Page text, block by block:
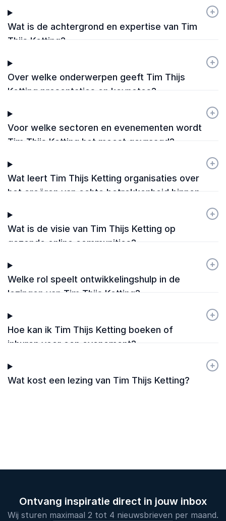
Wat is de achtergrond en expertise van Tim
Thijs Ketting?
+
-
Over welke onderwerpen geeft Tim Thijs
Ketting presentaties en keynotes?
+
-
Voor welke sectoren en evenementen wordt
Tim Thijs Ketting het meest gevraagd?
+
-
Wat leert Tim Thijs Ketting organisaties over
het creëren van echte betrokkenheid binnen
+
-
Wat is de visie van Tim Thijs Ketting op
gezonde online communities?
+
-
Welke rol speelt ontwikkelingshulp in de
lezingen van Tim Thijs Ketting?
+
-
Hoe kan ik Tim Thijs Ketting boeken of
inhuren voor een evenement?
+
-
Wat kost een lezing van Tim Thijs Ketting?
+
-
Ontvang inspiratie direct in jouw inbox
Wij sturen maximaal 2 tot 4 nieuwsbrieven per maand.